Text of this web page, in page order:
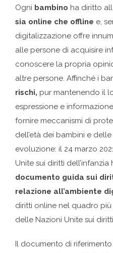
Ogni bambino ha diritto
sia online che offline e,
digitalizzazione offre
alle persone di acquisire
conoscere la propria
altre persone. Affinché i
rischi, pur mantenendo il
espressione e
fornire meccanismi di
dell’età dei bambini e
evoluzione: il 24 marzo
Unite sui diritti
documento guida sui
relazione all’ambiente
diritti online nel quadro
delle Nazioni Unite sui
Il documento di